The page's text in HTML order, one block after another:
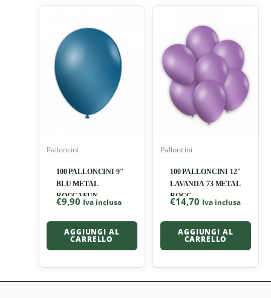
Palloncini
100 PALLONCINI 9″
BLU METAL
ROCCAFUN
€9,90 Iva inclusa
AGGIUNGI AL
CARRELLO
Palloncini
100 PALLONCINI 12″
LAVANDA 73 METAL
ROCC
€14,70 Iva inclusa
AGGIUNGI AL
CARRELLO